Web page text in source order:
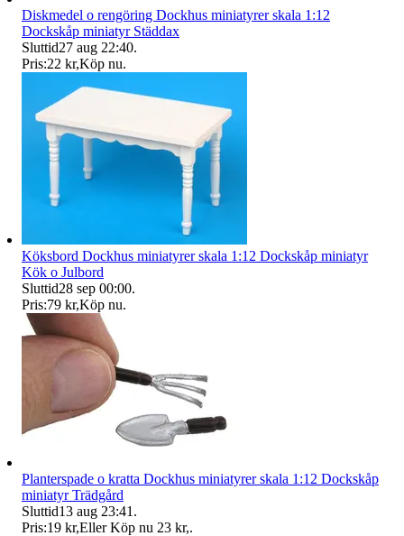
Diskmedel o rengöring Dockhus miniatyrer skala 1:12
Dockskåp miniatyr Städdax
Sluttid27 aug 22:40.
Pris:22 kr,Köp nu.
Köksbord Dockhus miniatyrer skala 1:12 Dockskåp miniatyr
Kök o Julbord
Sluttid28 sep 00:00.
Pris:79 kr,Köp nu.
Planterspade o kratta Dockhus miniatyrer skala 1:12 Dockskåp
miniatyr Trädgård
Sluttid13 aug 23:41 .
Pris:19 kr,Eller Köp nu 23 kr,.